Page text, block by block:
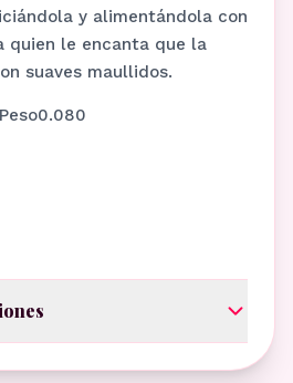
y alimentándola con
quien le encanta que la
suaves maullidos.